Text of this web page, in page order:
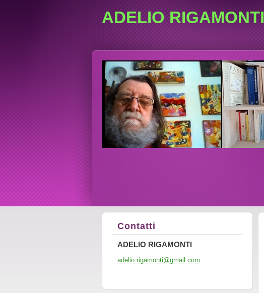
ADELIO RIGAMONTI
Contatti
ADELIO RIGAMONTI
adelio.rigamonti@gmail.com